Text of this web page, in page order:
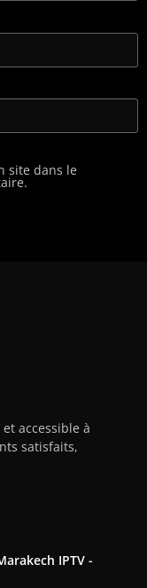
site dans le
accessible à
satisfaits,
IPTV -